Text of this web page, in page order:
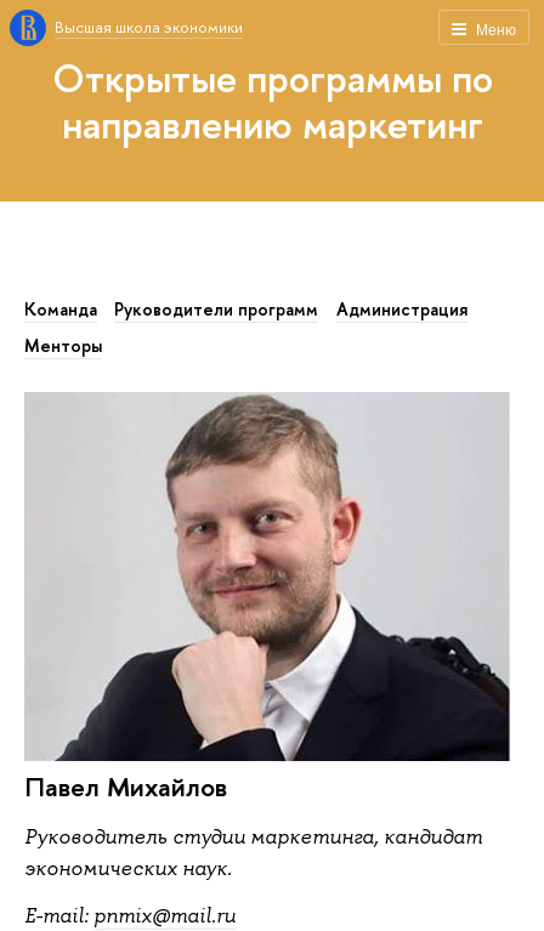
Меню
Высшая школа экономики
Открытые программы по
направлению маркетинг
Команда Руководители программ
Администрация
Менторы
Павел Михайлов
Руководитель студии маркетинга, кандидат
экономических наук.
E-mail: pnmix@mail.ru